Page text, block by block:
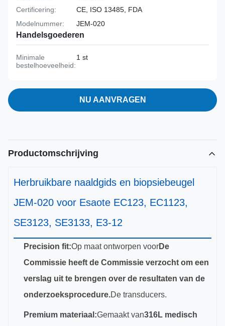
Certificering:
CE, ISO 13485, FDA
Modelnummer:
JEM-020
Handelsgoederen
Minimale
bestelhoeveelheid:
1 st
NU AANVRAGEN
Productomschrijving
Herbruikbare naaldgids en biopsiebeugel
JEM-020 voor Esaote EC123, EC1123,
SE3123, SE3133, E3-12
Precision fit:Op maat ontworpen voorDe
Commissie heeft de Commissie verzocht om een
verslag uit te brengen over de resultaten van de
onderzoeksprocedure.De transducers.
Premium materiaal:Gemaakt van316L medisch